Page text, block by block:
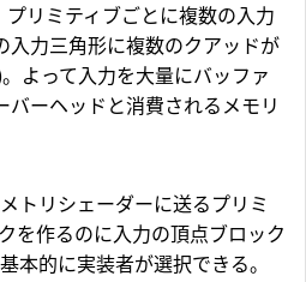
プリミティブごとに複数の入力
入力三角形に複数のクアッドが
よって入力を大量にバッファ
バーヘッドと消費されるメモリ
トリシェーダーに送るプリミ
を作るのに入力の頂点ブロック
本的に実装者が選択できる。